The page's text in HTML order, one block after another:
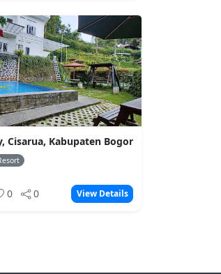
Cisarua, Kabupaten Bogor
0 0 View Details